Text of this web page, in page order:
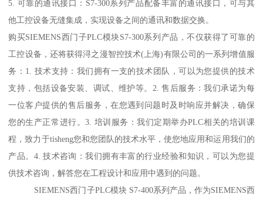
5. 可靠的通讯接口：S7-300系列产品配备丰富的通讯接口，可与其
他工控设备无缝集成，实现设备之间的通讯和数据交换。
购买SIEMENS西门子PLC模块S7-300系列产品，不仅获得了可靠的
工控设备，还将获得浔之漫智控技术(上海)有限公司的一系列增值服
务：1. 技术支持：我们拥有一支的技术团队，可以为您提供的技术
支持，包括设备安装、调试、维护等。2. 售后服务：我们承诺为每
一位客户提供的售后服务，在您遇到问题时及时响应并解决，确保
您的生产正常进行。3. 培训服务：我们定期举办PLC相关的培训课
程，致力于tisheng您和您团队的技术水平，使您地应用和运用我们的
产品。4. 技术咨询：我们拥有丰富的行业经验和知识，可以为您提
供技术咨询，解答您在工程设计和应用中遇到的问题。
SIEMENS西门子PLC模块 S7-400系列产品，作为SIEMENS西